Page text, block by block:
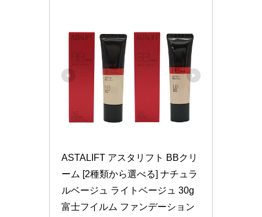
ASTALIFT アスタリフト BBクリ
ーム [2種類から選べる] ナチュラ
ルベージュ ライトベージュ 30g
富士フイルム ファンデーション